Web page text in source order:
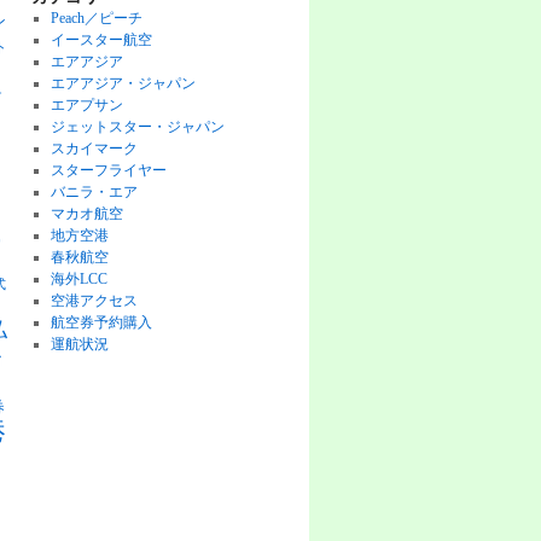
Peach／ピーチ
イースター航空
エアアジア
エアアジア・ジャパン
エアプサン
ジェットスター・ジャパン
スカイマーク
スターフライヤー
バニラ・エア
マカオ航空
地方空港
春秋航空
海外LCC
空港アクセス
航空券予約購入
運航状況